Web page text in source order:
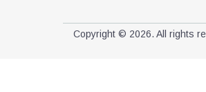
Copyright © 2026. All rights